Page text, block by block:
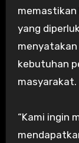
memastikan
yang
kebutuhan
masyarakat.
“Kami ingin